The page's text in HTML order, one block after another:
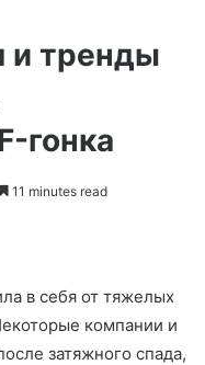
и тренды
гонка
11 minutes read
в себя от тяжелых
компании и
затяжного спада,